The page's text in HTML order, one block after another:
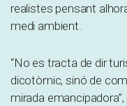
realistes pensant
medi ambient.
“No es tracta de dir
dicotòmic, sinó de
mirada